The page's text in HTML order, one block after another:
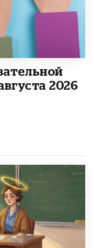
2026